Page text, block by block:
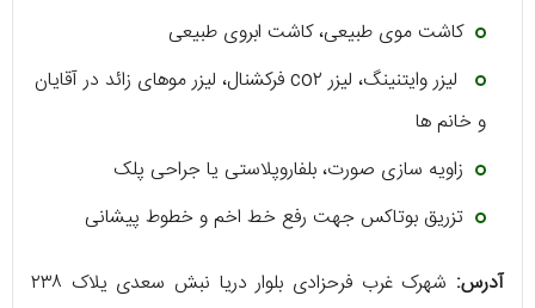
کاشت موی طبیعی، کاشت ابروی طبیعی
لیزر وایتنینگ، لیزر co۲ فرکشنال، لیزر موهای زائد در آقایان
و خانم‌ ها
زاویه سازی صورت، بلفاروپلاستی یا جراحی پلک
تزریق بوتاکس جهت رفع خط اخم و خطوط پیشانی
آدرس:
شهرک غرب فرحزادى بلوار دريا نبش سعدى يلاک ٢٣٨